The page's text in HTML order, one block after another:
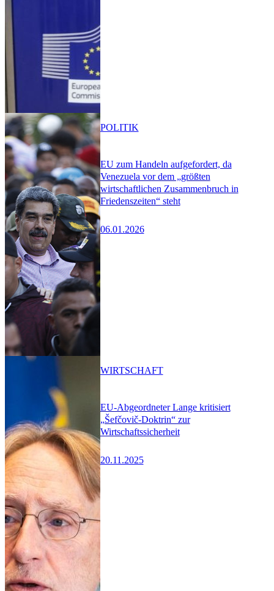
EU zum Handeln aufgefordert, da
Venezuela vor dem „größten
wirtschaftlichen Zusammenbruch in
Friedenszeiten“ steht
06.01.2026
POLITIK
EU-Abgeordneter Lange kritisiert
„Šefčovič-Doktrin“ zur
Wirtschaftssicherheit
20.11.2025
WIRTSCHAFT